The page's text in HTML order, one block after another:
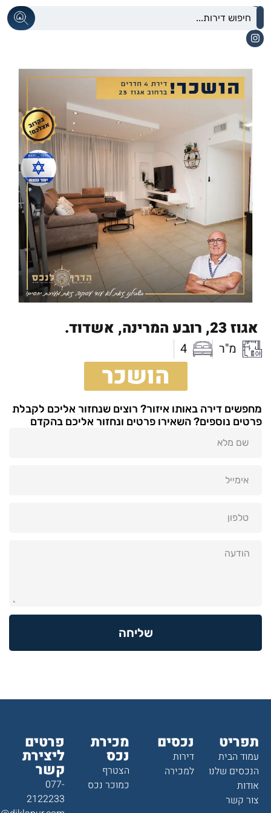
אגוז 23, רובע המרינה, אשדוד.
מ"ר 4
הושכר
מחפשים דירה באותו איזור? רוצים שנחזור אליכם לקבלת
פרטים נוספים? השאירו פרטים ונחזור אליכם בהקדם
שליחה
תפריט
עמוד הבית
הנכסים שלנו
אודות
צור קשר
נכסים
דירות
למכירה
מכירת
נכס
הצטרף
כמוכר נכס
פרטים
ליצירת
קשר
077-
2122233